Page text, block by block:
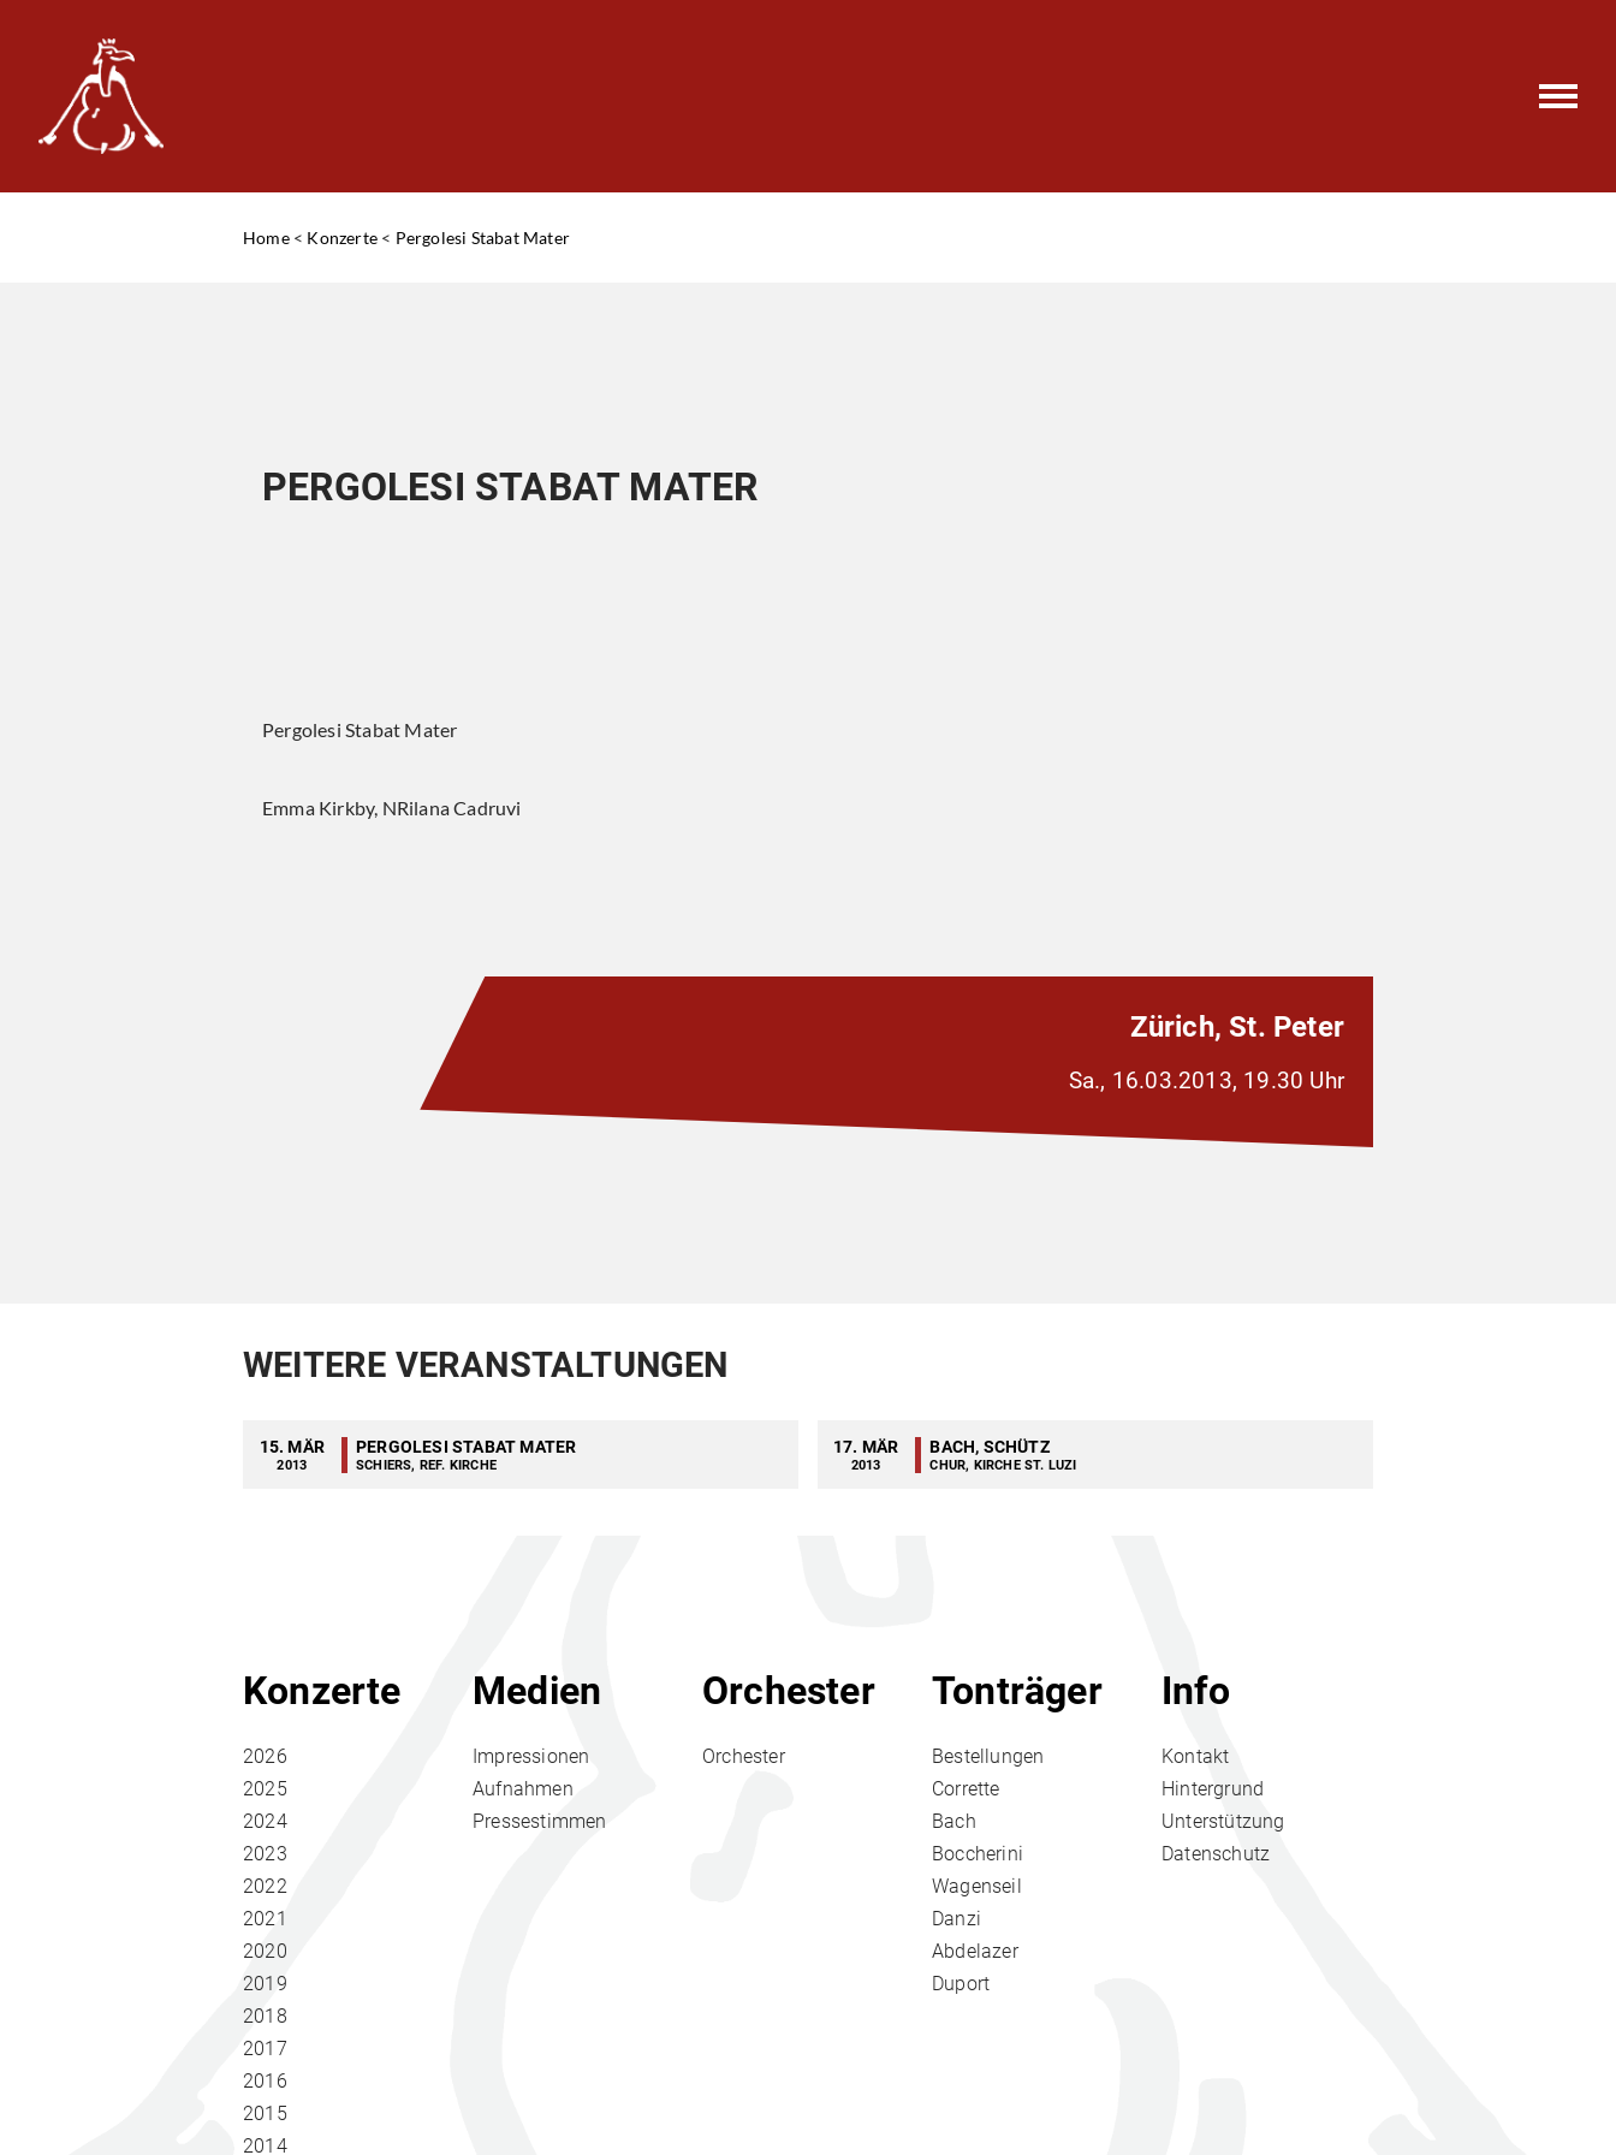
Home< Konzerte < Pergolesi Stabat Mater
PERGOLESI STABAT MATER
Pergolesi Stabat Mater
Emma Kirkby, NRilana Cadruvi
Zürich, St. Peter
Sa., 16.03.2013, 19.30 Uhr
WEITERE VERANSTALTUNGEN
15. MÄR
2013
PERGOLESI STABAT MATER
SCHIERS, REF. KIRCHE
17. MÄR
2013
BACH, SCHÜTZ
CHUR, KIRCHE ST. LUZI
Konzerte
2026
2025
2024
2023
2022
2021
2020
2019
2018
2017
2016
2015
2014
Medien
Impressionen
Aufnahmen
Pressestimmen
Orchester
Orchester
Tonträger
Bestellungen
Corrette
Bach
Boccherini
Wagenseil
Danzi
Abdelazer
Duport
Info
Kontakt
Hintergrund
Unterstützung
Datenschutz